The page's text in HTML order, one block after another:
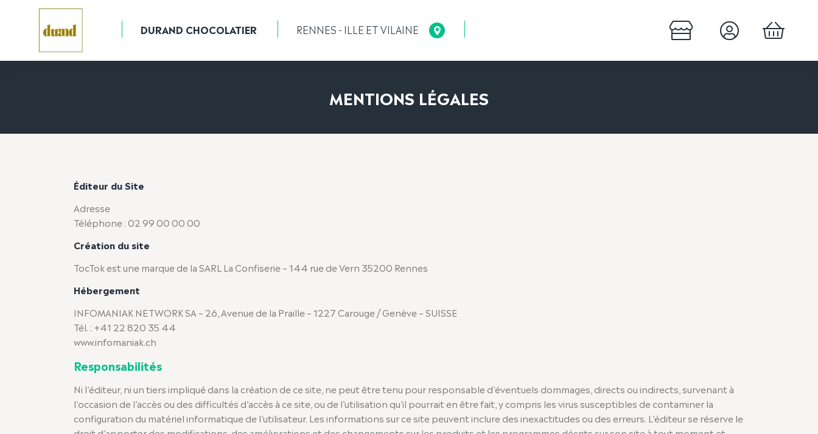
DURAND CHOCOLATIER RENNES - ILLE ET VILAINE
MENTIONS LÉGALES
Éditeur du Site
Adresse
Téléphone : 02 99 00 00 00
Création du site
TocTok est une marque de la SARL La Confiserie – 144 rue de Vern 35200 Rennes
Hébergement
INFOMANIAK NETWORK SA – 26, Avenue de la Praille – 1227 Carouge / Genève – SUISSE
Tél. : +41 22 820 35 44
www.infomaniak.ch
Responsabilités
Ni l’éditeur, ni un tiers impliqué dans la création de ce site, ne peut être tenu pour responsable d’éventuels dommages, directs ou indirects, survenant à
l’occasion de l’accès ou des difficultés d’accès à ce site, ou de l’utilisation qu’il pourrait en être fait, y compris les virus susceptibles de contaminer la
configuration du matériel informatique de l’utilisateur. Les informations sur ce site peuvent inclure des inexactitudes ou des erreurs. L’éditeur se réserve le